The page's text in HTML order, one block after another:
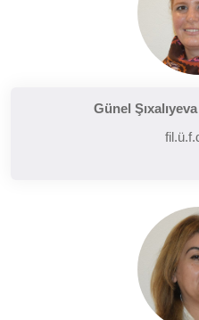
Günel